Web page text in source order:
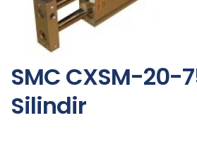
SMC CXSM-20-
Silindir